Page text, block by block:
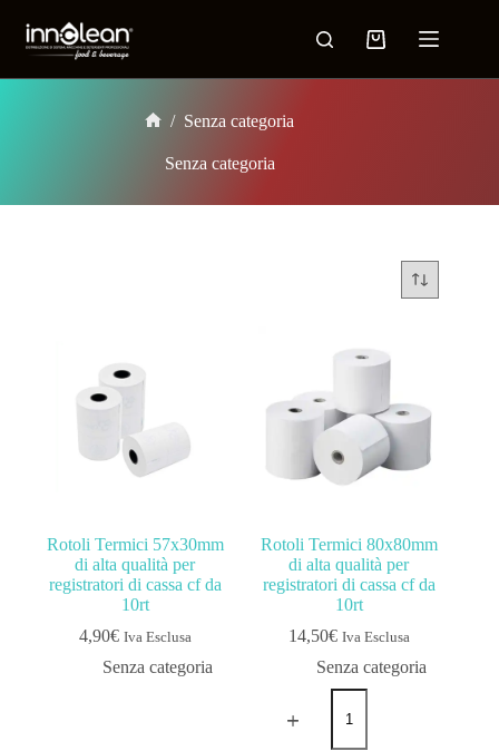
/ Senza categoria
Senza categoria
Rotoli Termici 57x30mm
di alta qualità per
registratori di cassa cf da
10rt
4,90€ Iva Esclusa
Senza categoria
Rotoli Termici 80x80mm
di alta qualità per
registratori di cassa cf da
10rt
14,50€ Iva Esclusa
Senza categoria